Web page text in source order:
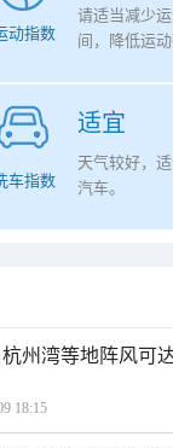
动指数
请适当减少
间，降低运
适宜
车指数
天气较好，
汽车。
州湾等地阵风可
18:15